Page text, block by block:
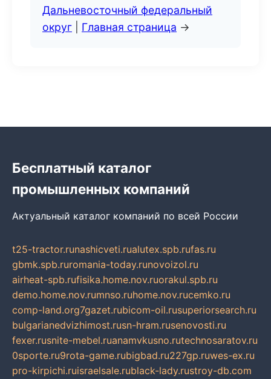
Дальневосточный федеральный
округ
Главная страница →
Бесплатный каталог
промышленных компаний
Актуальный каталог компаний по всей России
t25-tractor.runashicveti.rualutex.spb.rufas.ru
gbmk.spb.ruromania-today.runovoizol.ru
airheat-spb.rufisika.home.nov.ruorakul.spb.ru
demo.home.nov.rumnso.ruhome.nov.rucemko.ru
comp-land.org7gazet.rubicom-oil.rusuperiorsearch.ru
bulgarianedvizhimost.rusn-hram.rusenovosti.ru
fexer.rusnite-mebel.ruanamvkusno.rutechnosaratov.ru
0sporte.ru9rota-game.rubigbad.ru227gp.ruwes-ex.ru
pro-kirpichi.ruisraelsale.rublack-lady.rustroy-db.com